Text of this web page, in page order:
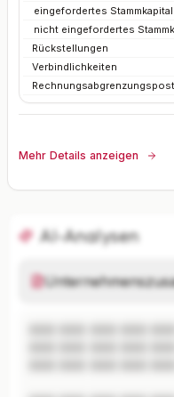
eingefordertes Stammkapital
nicht eingefordertes
Rückstellungen
Verbindlichkeiten
Mehr Details anzeigen
AI-Analysen